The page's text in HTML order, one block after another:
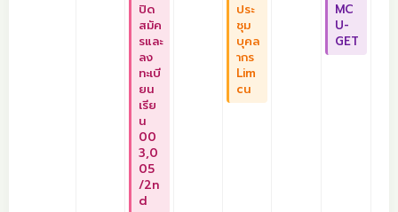
ปิด
สมัค
รและ
ลง
ทะเบี
ยน
เรีย
น
00
3,0
05
/2n
d
ประ
ชุม
บุคล
ากร
Lim
cu
MC
U-
GET